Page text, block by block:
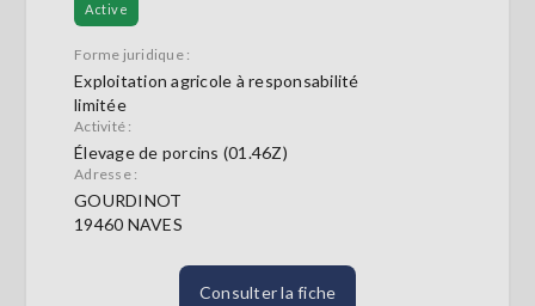
Active
Forme juridique :
Exploitation agricole à responsabilité
limitée
Activité :
Élevage de porcins (01.46Z)
Adresse :
GOURDINOT
19460 NAVES
Consulter la fiche